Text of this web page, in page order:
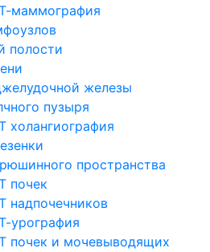
маммография
полости
железы
пузыря
холангиография
пространства
почек
надпочечников
урография
почек и мочевыводящих